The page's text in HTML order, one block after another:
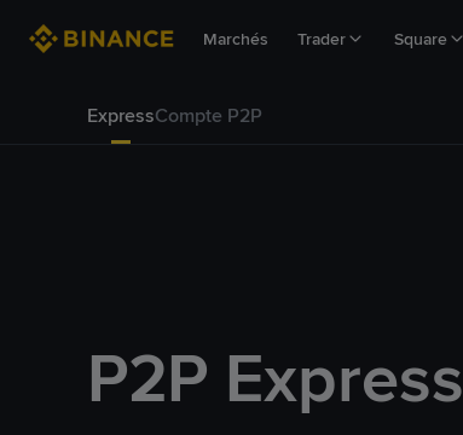
Marchés Trader Square
ExpressCompte P2P
P2P Express